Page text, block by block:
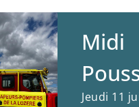
Jeudi 11